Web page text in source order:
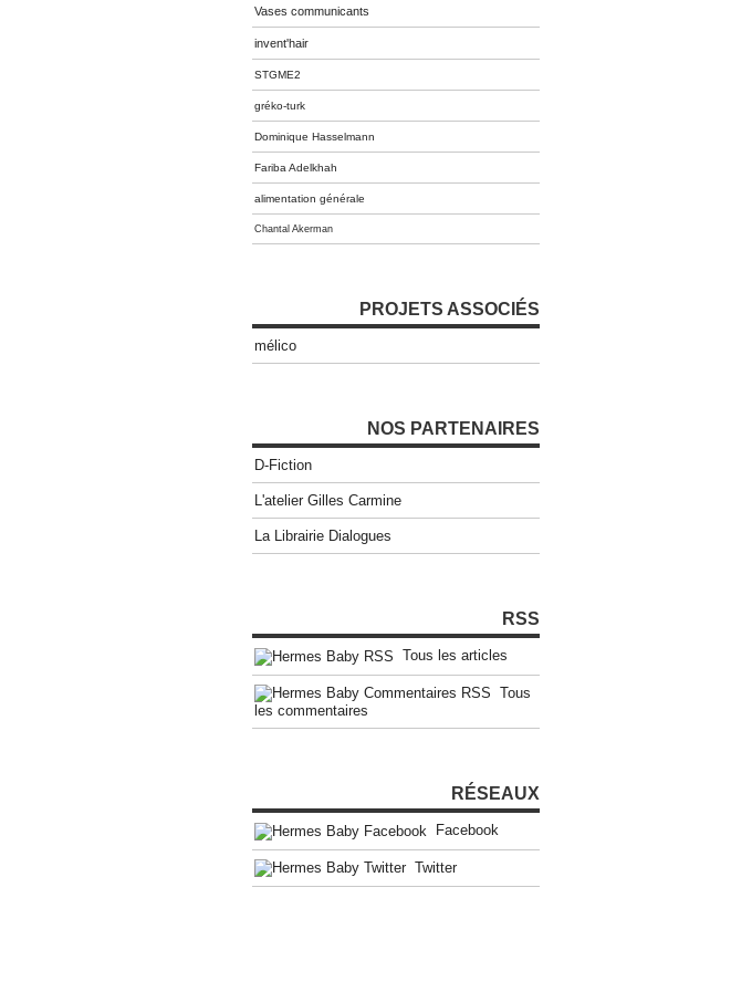
Vases communicants
invent'hair
STGME2
gréko-turk
Dominique Hasselmann
Fariba Adelkhah
alimentation générale
Chantal Akerman
PROJETS ASSOCIÉS
mélico
NOS PARTENAIRES
D-Fiction
L'atelier Gilles Carmine
La Librairie Dialogues
RSS
Tous les articles
Tous
les commentaires
RÉSEAUX
Facebook
Twitter